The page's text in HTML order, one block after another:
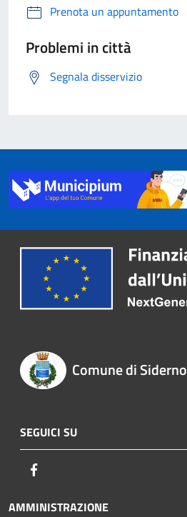
Prenota un appuntamento
Problemi in città
Segnala disservizio
Comune di Siderno
SEGUICI SU
AMMINISTRAZIONE